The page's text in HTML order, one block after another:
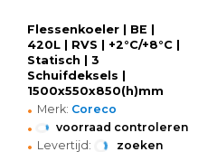
Flessenkoeler | BE |
420L | RVS | +2°C/+8°C |
Statisch | 3
Schuifdeksels |
1500x550x850(h)mm
• Merk: Coreco
• voorraad controleren
• Levertijd: zoeken